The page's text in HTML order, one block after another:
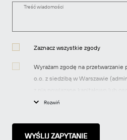
Treść wiadomości
Zaznacz wszystkie zgody
Wyrażam zgodę na przetwarzanie
o.o. z siedzibą w Warszawie
moich danych osobowych w
oraz informacji o nowych
z grupy MODERNA za pomocą
Rozwiń